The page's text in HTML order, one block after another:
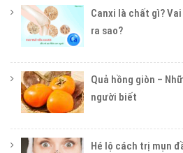
Canxi là chất gì?
ra sao?
Quả hồng giòn –
người biết
Hé lộ cách trị mụn